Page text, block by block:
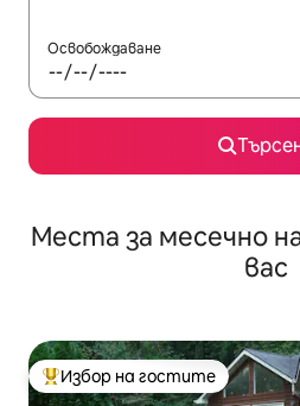
Освобождаване
Места за месечно
вас
Най-популярен избор на
Избор на гостите